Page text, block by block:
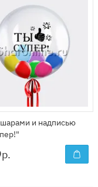
и надписью
р.